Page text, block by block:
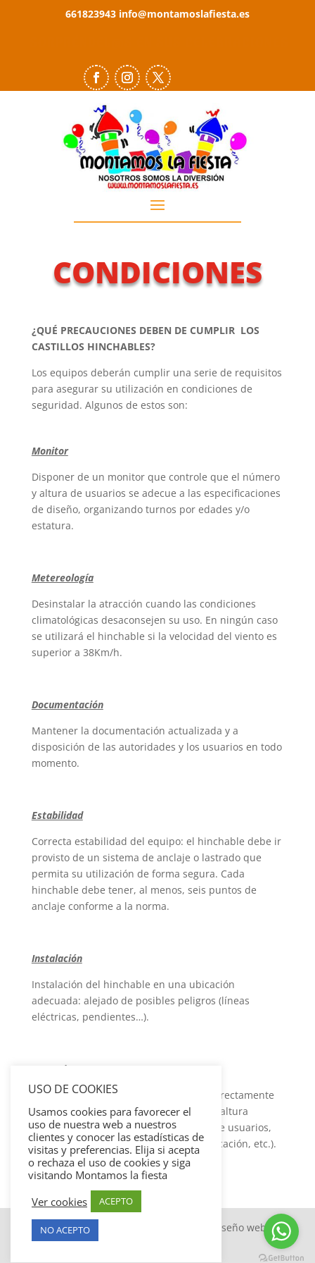
661823943 info@montamoslafiesta.es
CONDICIONES
¿QUÉ PRECAUCIONES DEBEN DE CUMPLIR LOS
CASTILLOS HINCHABLES?
Los equipos deberán cumplir una serie de requisitos
para asegurar su utilización en condiciones de
seguridad. Algunos de estos son:
Monitor
Disponer de un monitor que controle que el número
y altura de usuarios se adecue a las especificaciones
de diseño, organizando turnos por edades y/o
estatura.
Metereología
Desinstalar la atracción cuando las condiciones
climatológicas desaconsejen su uso. En ningún caso
se utilizará el hinchable si la velocidad del viento es
superior a 38Km/h.
Documentación
Mantener la documentación actualizada y a
disposición de las autoridades y los usuarios en todo
momento.
Estabilidad
Correcta estabilidad del equipo: el hinchable debe ir
provisto de un sistema de anclaje o lastrado que
permita su utilización de forma segura. Cada
hinchable debe tener, al menos, seis puntos de
anclaje conforme a la norma.
Instalación
Instalación del hinchable en una ubicación
adecuada: alejado de posibles peligros (líneas
eléctricas, pendientes…).
Marcado
Los equipos hinchables deben estar correctamente
marcados (tipo y tamaño de hinchador, altura
máxima de usuarios, número máximo de usuarios,
números de identificación, año de fabricación, etc.).
Copyright © montamoslafiesta.com | Diseño web By
USO DE COOKIES
Usamos cookies para favorecer el
uso de nuestra web a nuestros
clientes y conocer las estadísticas de
visitas y preferencias. Elija si acepta
o rechaza el uso de cookies y siga
visitando Montamos la fiesta
Ver cookies
ACEPTO
NO ACEPTO